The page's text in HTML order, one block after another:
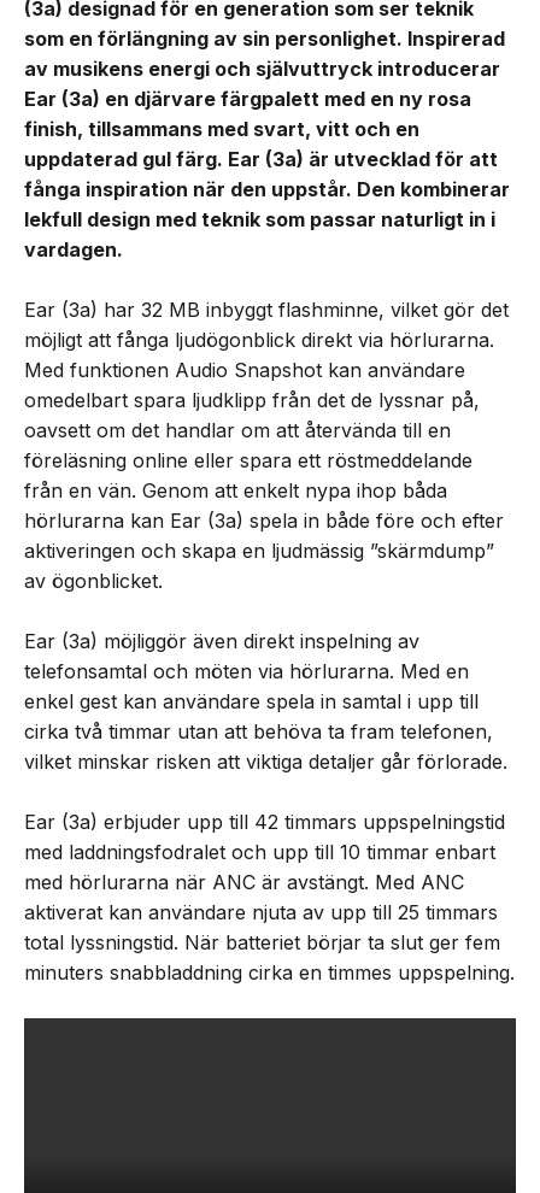
(3a) designad för en generation som ser teknik
som en förlängning av sin personlighet. Inspirerad
av musikens energi och självuttryck introducerar
Ear (3a) en djärvare färgpalett med en ny rosa
finish, tillsammans med svart, vitt och en
uppdaterad gul färg. Ear (3a) är utvecklad för att
fånga inspiration när den uppstår. Den kombinerar
lekfull design med teknik som passar naturligt in i
vardagen.
Ear (3a) har 32 MB inbyggt flashminne, vilket gör det
möjligt att fånga ljudögonblick direkt via hörlurarna.
Med funktionen Audio Snapshot kan användare
omedelbart spara ljudklipp från det de lyssnar på,
oavsett om det handlar om att återvända till en
föreläsning online eller spara ett röstmeddelande
från en vän. Genom att enkelt nypa ihop båda
hörlurarna kan Ear (3a) spela in både före och efter
aktiveringen och skapa en ljudmässig ”skärmdump”
av ögonblicket.
Ear (3a) möjliggör även direkt inspelning av
telefonsamtal och möten via hörlurarna. Med en
enkel gest kan användare spela in samtal i upp till
cirka två timmar utan att behöva ta fram telefonen,
vilket minskar risken att viktiga detaljer går förlorade.
Ear (3a) erbjuder upp till 42 timmars uppspelningstid
med laddningsfodralet och upp till 10 timmar enbart
med hörlurarna när ANC är avstängt. Med ANC
aktiverat kan användare njuta av upp till 25 timmars
total lyssningstid. När batteriet börjar ta slut ger fem
minuters snabbladdning cirka en timmes uppspelning.